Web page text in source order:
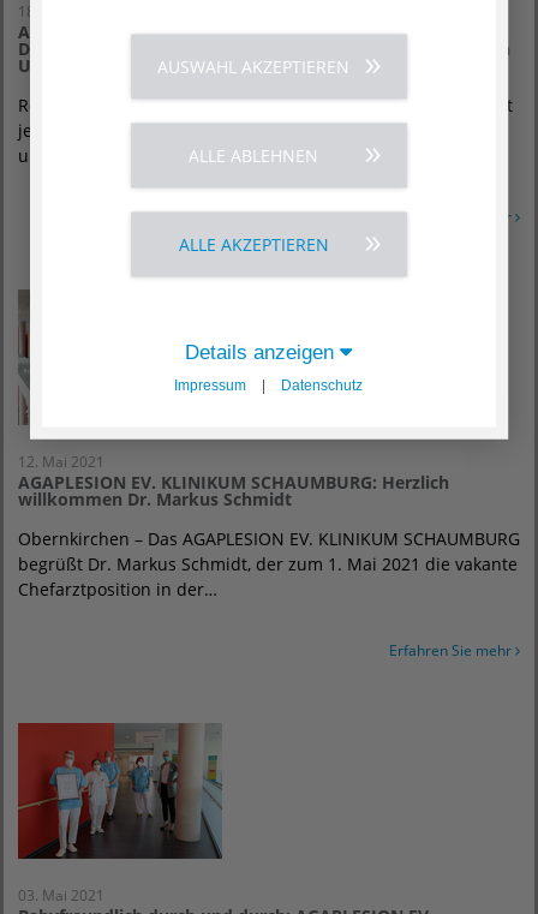
18. Mai 2021
Ausgezeichnete Hilfe für Patienten mit Brustschmerzen:
Deutsche Gesellschaft für Kardiologie zertifiziert Chest Pain
Unit im Diakonieklinikum
Rotenburg – Bei plötzlich auftretenden Brustschmerzen zählt
jede Sekunde: Ein Herzinfarkt kann lebensbedrohlich sein
und erfordert schnelle Hilfe…
Erfahren Sie mehr
12. Mai 2021
AGAPLESION EV. KLINIKUM SCHAUMBURG: Herzlich
willkommen Dr. Markus Schmidt
Obernkirchen – Das AGAPLESION EV. KLINIKUM SCHAUMBURG
begrüßt Dr. Markus Schmidt, der zum 1. Mai 2021 die vakante
Chefarztposition in der…
Erfahren Sie mehr
03. Mai 2021
AUSWAHL AKZEPTIEREN
ALLE ABLEHNEN
ALLE AKZEPTIEREN
Details anzeigen
Impressum | Datenschutz